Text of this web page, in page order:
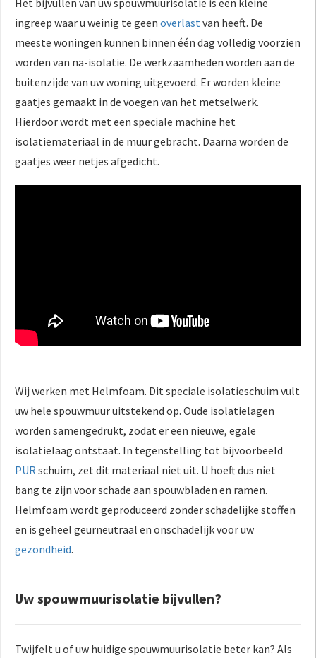
Het bijvullen van uw spouwmuurisolatie is een kleine
ingreep waar u weinig te geen overlastvan heeft. De
meeste woningen kunnen binnen één dag volledig voorzien
worden van na-isolatie. De werkzaamheden worden aan de
buitenzijde van uw woning uitgevoerd. Er worden kleine
gaatjes gemaakt in de voegen van het metselwerk.
Hierdoor wordt met een speciale machine het
isolatiemateriaal in de muur gebracht. Daarna worden de
gaatjes weer netjes afgedicht.
Wij werken met Helmfoam. Dit speciale isolatieschuim vult
uw hele spouwmuur uitstekend op. Oude isolatielagen
worden samengedrukt, zodat er een nieuwe, egale
isolatielaag ontstaat. In tegenstelling tot bijvoorbeeld
PUR schuim, zet dit materiaal niet uit. U hoeft dus niet
bang te zijn voor schade aan spouwbladen en ramen.
Helmfoam wordt geproduceerd zonder schadelijke stoffen
en is geheel geurneutraal en onschadelijk voor uw
gezondheid.
Uw spouwmuurisolatie bijvullen?
Twijfelt u of uw huidige spouwmuurisolatie beter kan? Als